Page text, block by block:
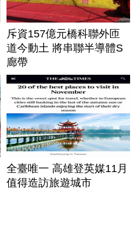
斥資157億元橋科聯外匝
道今動土 將串聯半導體S
廊帶
全臺唯一 高雄登英媒11月
值得造訪旅遊城市